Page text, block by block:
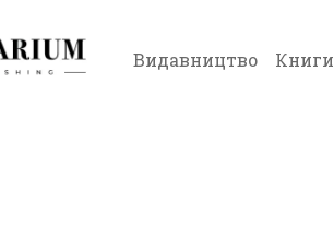
Видавництво Книги